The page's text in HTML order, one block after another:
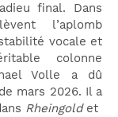
final. Dans
l’aplomb
vocale et
colonne
Volle a dû
mars 2026. Il a
Rheingoldet